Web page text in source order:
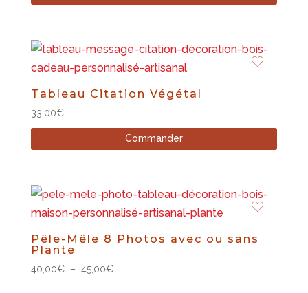
Tableau Citation Végétal
33,00€
Commander
Pêle-Mêle 8 Photos avec ou sans
Plante
40,00€ – 45,00€Plage